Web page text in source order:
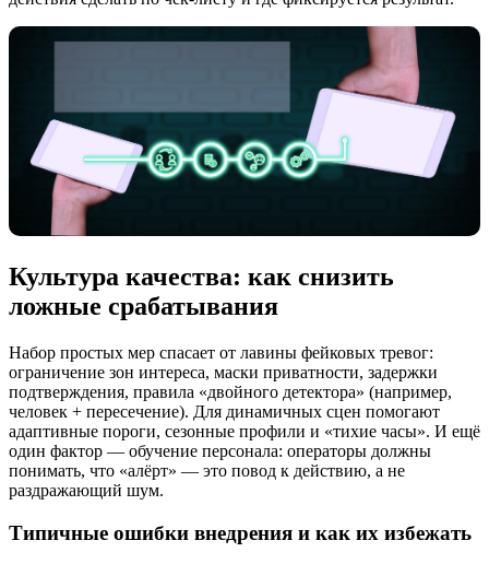
Культура качества: как снизить
ложные срабатывания
Набор простых мер спасает от лавины фейковых тревог:
ограничение зон интереса, маски приватности, задержки
подтверждения, правила «двойного детектора» (например,
человек + пересечение). Для динамичных сцен помогают
адаптивные пороги, сезонные профили и «тихие часы». И ещё
один фактор — обучение персонала: операторы должны
понимать, что «алёрт» — это повод к действию, а не
раздражающий шум.
Типичные ошибки внедрения и как их избежать